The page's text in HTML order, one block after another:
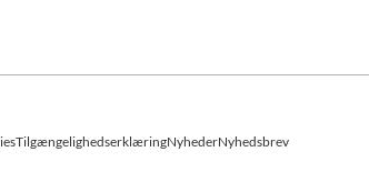
TilgængelighedserklæringNyhederNyhedsbrev